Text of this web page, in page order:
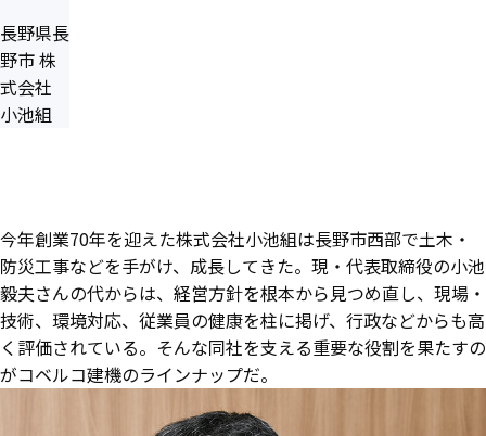
長野県長
野市 株
式会社
小池組
今年創業70年を迎えた株式会社小池組は長野市西部で土木・
防災工事などを手がけ、成長してきた。現・代表取締役の小池
毅夫さんの代からは、経営方針を根本から見つめ直し、現場・
技術、環境対応、従業員の健康を柱に掲げ、行政などからも高
く評価されている。そんな同社を支える重要な役割を果たすの
がコベルコ建機のラインナップだ。